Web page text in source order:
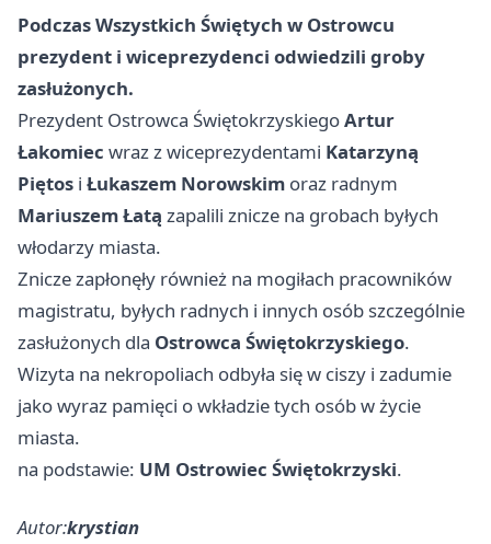
Podczas Wszystkich Świętych w Ostrowcu
prezydent i wiceprezydenci odwiedzili groby
zasłużonych.
Prezydent Ostrowca ŚwiętokrzyskiegoArtur
Łakomiec wraz z wiceprezydentami Katarzyną
Piętos i Łukaszem Norowskim oraz radnym
Mariuszem Łatą zapalili znicze na grobach byłych
włodarzy miasta.
Znicze zapłonęły również na mogiłach pracowników
magistratu, byłych radnych i innych osób szczególnie
zasłużonych dla Ostrowca Świętokrzyskiego.
Wizyta na nekropoliach odbyła się w ciszy i zadumie
jako wyraz pamięci o wkładzie tych osób w życie
miasta.
na podstawie: UM Ostrowiec Świętokrzyski.
Autor:krystian